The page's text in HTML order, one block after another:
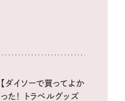
【ダイソーで買ってよか
った！ トラベルグッズ